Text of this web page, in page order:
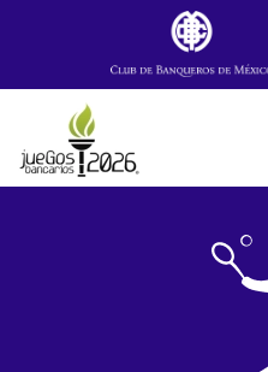
Skip to main content